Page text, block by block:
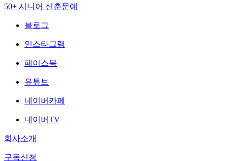
50+ 시니어 신춘문예
블로그
인스타그램
페이스북
유튜브
네이버카페
네이버TV
회사소개
구독신청